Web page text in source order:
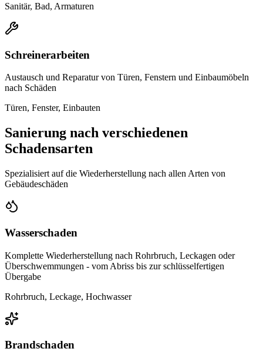
Sanitär, Bad, Armaturen
Schreinerarbeiten
Austausch und Reparatur von Türen, Fenstern und Einbaumöbeln
nach Schäden
Türen, Fenster, Einbauten
Sanierung nach verschiedenen
Schadensarten
Spezialisiert auf die Wiederherstellung nach allen Arten von
Gebäudeschäden
Wasserschaden
Komplette Wiederherstellung nach Rohrbruch, Leckagen oder
Überschwemmungen - vom Abriss bis zur schlüsselfertigen
Übergabe
Rohrbruch, Leckage, Hochwasser
Brandschaden